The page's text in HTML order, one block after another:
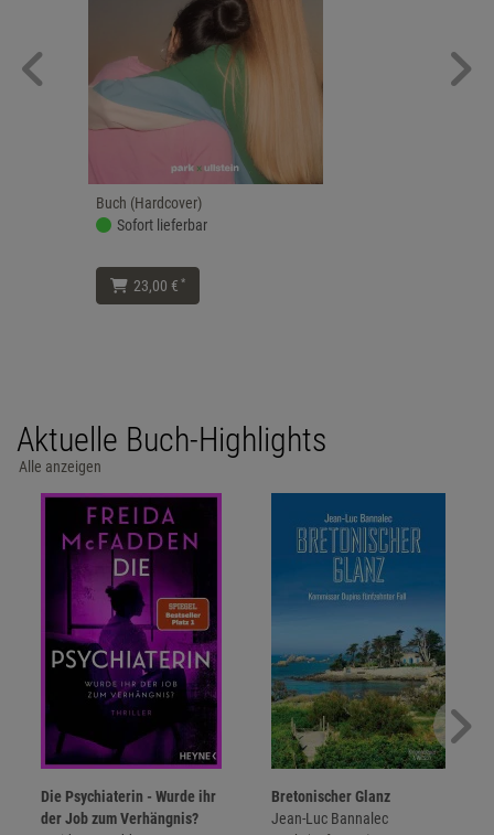
Buch (Hardcover)
Sofort lieferbar
23,00 € *
Aktuelle Buch-Highlights
Alle anzeigen
Die Psychiaterin - Wurde ihr
der Job zum Verhängnis?
Bretonischer Glanz
Jean-Luc Bannalec